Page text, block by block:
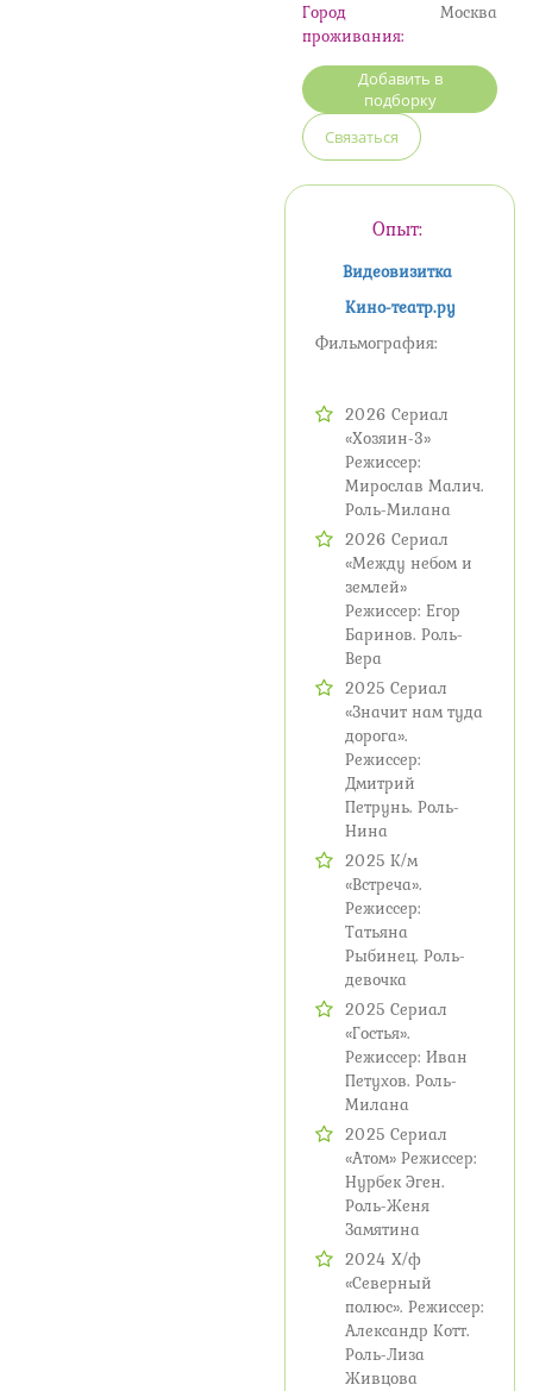
Город
проживания:
Москва
Добавить в
подборку
Связаться
Опыт:
Видеовизитка
Кино-театр.ру
Фильмография:
2026 Сериал
«Хозяин-3»
Режиссер:
Мирослав Малич.
Роль-Милана
2026 Сериал
«Между небом и
землей»
Режиссер: Егор
Баринов. Роль-
Вера
2025 Сериал
«Значит нам туда
дорога».
Режиссер:
Дмитрий
Петрунь. Роль-
Нина
2025 К/м
«Встреча».
Режиссер:
Татьяна
Рыбинец. Роль-
девочка
2025 Сериал
«Гостья».
Режиссер: Иван
Петухов. Роль-
Милана
2025 Сериал
«Атом» Режиссер:
Нурбек Эген.
Роль-Женя
Замятина
2024 Х/ф
«Северный
полюс». Режиссер:
Александр Котт.
Роль-Лиза
Живцова